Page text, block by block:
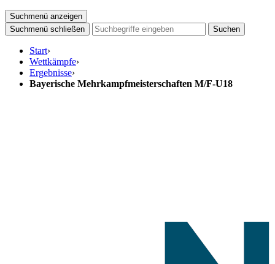
Suchmenü anzeigen
Suchmenü schließen
Suchen
Start›
Wettkämpfe›
Ergebnisse›
Bayerische Mehrkampfmeisterschaften M/F-U18